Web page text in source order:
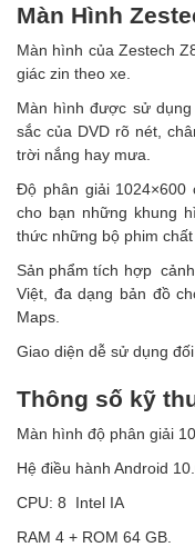
Màn Hình
Màn hình của Zestech
giác zin theo xe.
Màn hình được sử
sắc của DVD rõ nét,
trời nắng hay mưa.
Độ phân giải 1024×600
cho bạn những khung
thức những bộ phim chất
Sản phẩm tích hợp
Việt, đa dạng bản đồ
Maps.
Giao diện dễ sử dụng
Thông số kỹ
Màn hình độ phân giải
Hệ điều hành Android
CPU: 8 Intel IA
RAM 4 + ROM 64 GB.